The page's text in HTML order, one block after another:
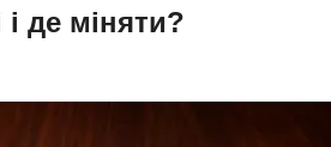
де міняти?